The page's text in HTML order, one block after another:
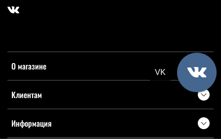
О магазине
Клиентам
Информация
VK